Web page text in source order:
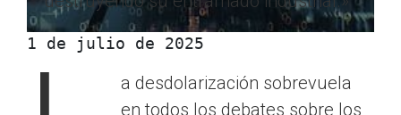
1 de julio de 2025
a desdolarización sobrevuela
en todos los debates sobre los